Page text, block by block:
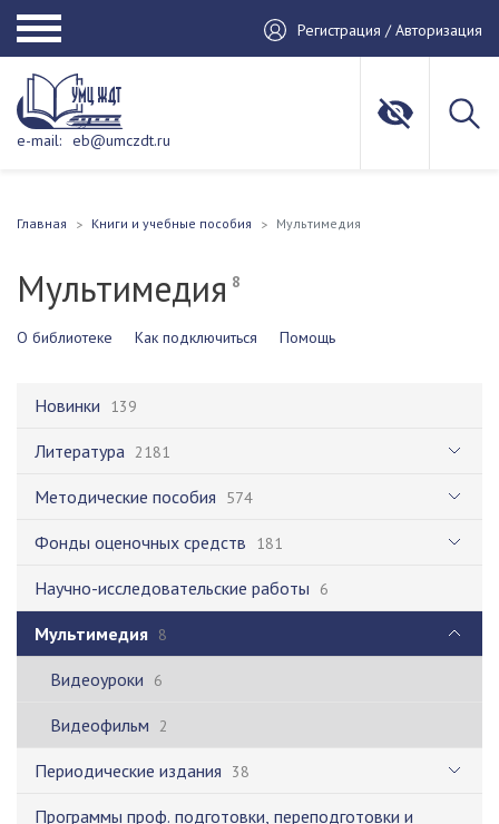
Регистрация / Авторизация
e-mail: eb@umczdt.ru
Главная Книги и учебные пособия Мультимедия
Мультимедия8
О библиотеке Как подключиться Помощь
Новинки 139
Литература 2181
Методические пособия 574
Фонды оценочных средств 181
Научно-исследовательские работы 6
Мультимедия 8
Видеоуроки 6
Видеофильм 2
Периодические издания 38
Программы проф. подготовки, переподготовки и